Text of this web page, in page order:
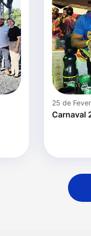
25 de
Carnaval